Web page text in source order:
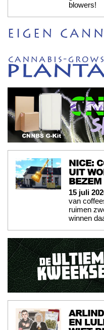
blowers!
NICE:
UIT
BEZEM
15 juli
van
ruimen
winnen
EN